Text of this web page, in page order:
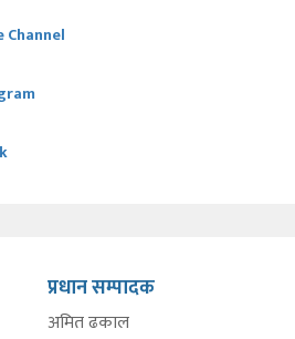
Channel
प्रधान सम्पादक
अमित ढकाल